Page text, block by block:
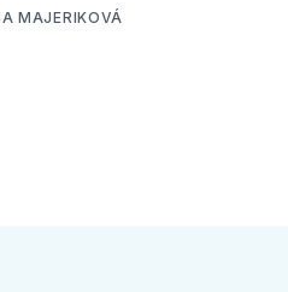
MAJERIKOVÁ